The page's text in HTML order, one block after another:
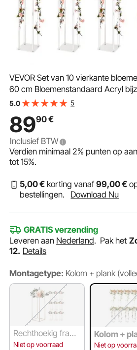
VEVOR Set van 10 vierkante
60 cm Bloemenstandaard Acryl
bloemenzuil Acryl laminaat
van bars Hotels Cafés
5.0 5
8990€
Inclusief BTW
Verdien minimaal2% punten op
tot15%.
5,00€ korting vanaf99,00€
bestellingen.
Download Nu
GRATIS verzending
Leveren aan Nederland. Pak het
12. Details
Montagetype: Kolom + plank
Rechthoekig fram
e
Niet op voorraad
Kolom +
olledig
Niet op